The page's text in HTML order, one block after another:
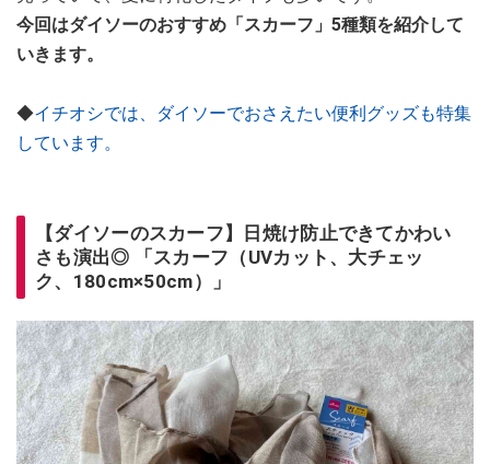
今回はダイソーのおすすめ「スカーフ」5種類を紹介して
いきます。
◆イチオシでは、ダイソーでおさえたい便利グッズも特集
しています。
【ダイソーのスカーフ】日焼け防止できてかわい
さも演出◎ 「スカーフ（UVカット、大チェッ
ク、180cm×50cm）」